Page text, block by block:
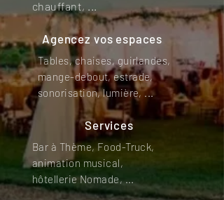
chauffant, ...
Agencez vos espaces
Tables, chaises, guirlandes,
mange-debout, estrade,
sonorisation, lumière, ...
Services
Bar à Thème, Food-Truck,
animation musical,
hôtellerieNomade, ...